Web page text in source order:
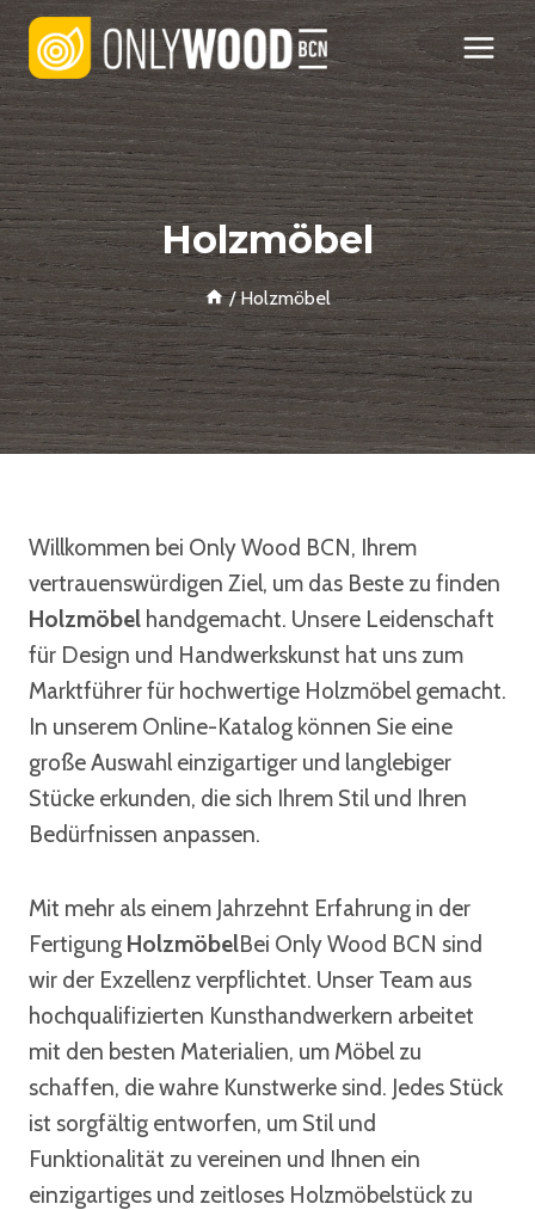
Zum
Inhalt
springen
Holzmöbel
/ Holzmöbel
Willkommen bei Only Wood BCN, Ihrem
vertrauenswürdigen Ziel, um das Beste zu finden
Holzmöbel handgemacht. Unsere Leidenschaft
für Design und Handwerkskunst hat uns zum
Marktführer für hochwertige Holzmöbel gemacht.
In unserem Online-Katalog können Sie eine
große Auswahl einzigartiger und langlebiger
Stücke erkunden, die sich Ihrem Stil und Ihren
Bedürfnissen anpassen.
Mit mehr als einem Jahrzehnt Erfahrung in der
Fertigung HolzmöbelBei Only Wood BCN sind
wir der Exzellenz verpflichtet. Unser Team aus
hochqualifizierten Kunsthandwerkern arbeitet
mit den besten Materialien, um Möbel zu
schaffen, die wahre Kunstwerke sind. Jedes Stück
ist sorgfältig entworfen, um Stil und
Funktionalität zu vereinen und Ihnen ein
einzigartiges und zeitloses Holzmöbelstück zu